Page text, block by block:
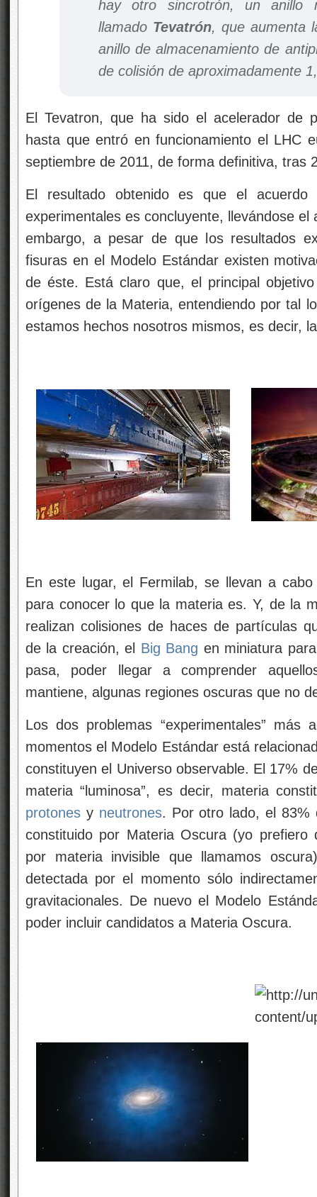
hay otro sincrotrón, un anillo
llamado Tevatrón, que aumenta
anillo de almacenamiento de
de colisión de aproximadamente
El Tevatron, que ha sido el acelerador de
hasta que entró en funcionamiento el LHC
septiembre de 2011, de forma definitiva, tras
El resultado obtenido es que el
experimentales es concluyente, llevándose
embargo, a pesar de que los resultados
fisuras en el Modelo Estándar existen
de éste. Está claro que, el principal
orígenes de la Materia, entendiendo por tal
estamos hechos nosotros mismos, es decir,
En este lugar, el Fermilab, se llevan a
para conocer lo que la materia es. Y, de la
realizan colisiones de haces de partículas
de la creación, el Big Bang en miniatura
pasa, poder llegar a comprender
mantiene, algunas regiones oscuras que no
Los dos problemas “experimentales” más
momentos el Modelo Estándar está
constituyen el Universo observable. El 17%
materia “luminosa”, es decir, materia
protones y neutrones. Por otro lado, el 83%
constituido por Materia Oscura (yo prefiero
por materia invisible que llamamos
detectada por el momento sólo
gravitacionales. De nuevo el Modelo
poder incluir candidatos a Materia Oscura.